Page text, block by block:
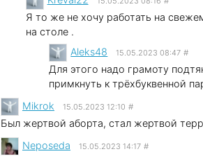
Я то же не хочу работать на
на столе .
Aleks48 15.05.2023 08:47 #
Для этого надо грамоту
примкнуть к трёхбуквенной
Mikrok 15.05.2023 12:10 #
Был жертвой аборта, стал жертвой
Neposeda 15.05.2023 14:17 #